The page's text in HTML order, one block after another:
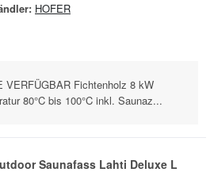
HOFER
VERFÜGBAR Fichtenholz 8 kW
80°C bis 100°C inkl. Saunaz...
Saunafass Lahti Deluxe L